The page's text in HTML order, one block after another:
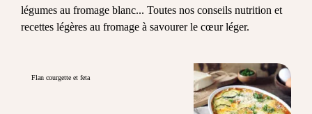
légumes au fromage blanc... Toutes nos conseils nutrition et
recettes légères au fromage à savourer le cœur léger.
Flan courgette et feta